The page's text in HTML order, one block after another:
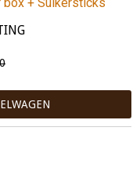
+ Suikersticks